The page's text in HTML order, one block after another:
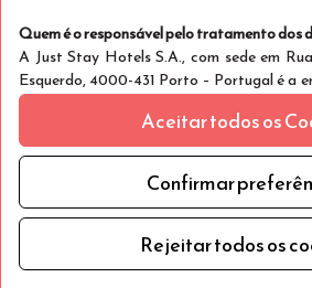
Quem é o responsável pelo tratamento dos
A Just Stay Hotels S.A., com sede em
Esquerdo, 4000-431 Porto – Portugal é a
tratamento dos dados pessoais, uma vez
recolhidos, meios de tratamento e as
dados são utilizados.
São considerados dados pessoais toda
relativa a uma pessoa singular,
identificada.
Quem são os titulares de dados pessoais?
Aceitar todos os
Confirmar
Rejeitar todos os